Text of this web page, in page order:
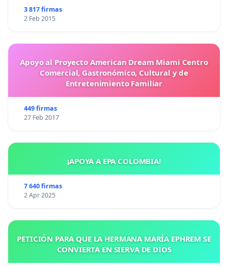
3 817 firmas
2 Feb 2015
Apoyo al Proyecto American Dream Miami Centro
Comercial, Gastronómico, Cultural y de
Entretenimiento Familiar
449 firmas
27 Feb 2017
¡APOYA A EPA COLOMBIA!
7 640 firmas
2 Apr 2025
PETICIÓN PARA QUE LA HERMANA MARÍA EPHREM SE
CONVIERTA EN SIERVA DE DIOS